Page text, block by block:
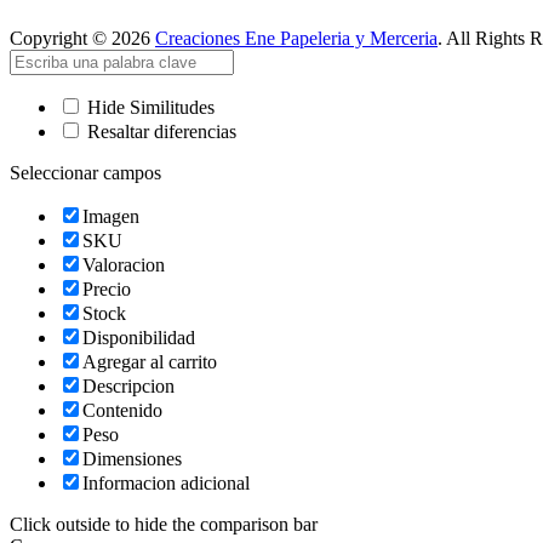
Copyright © 2026 Creaciones Ene Papeleria y Merceria. All Rights
Hide Similitudes
Resaltar diferencias
Seleccionar campos
Imagen
SKU
Valoracion
Precio
Stock
Disponibilidad
Agregar al carrito
Descripcion
Contenido
Peso
Dimensiones
Informacion adicional
Click outside to hide the comparison bar